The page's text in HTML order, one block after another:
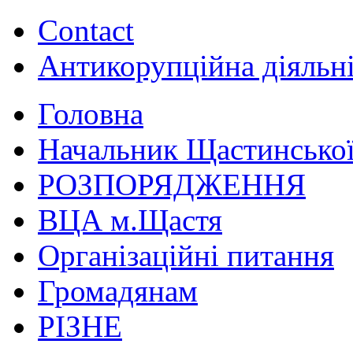
Contact
Антикорупційна
Головна
Начальник
РОЗПОРЯДЖЕННЯ
ВЦА м.Щастя
Організаційні питання
Громадянам
РІЗНЕ